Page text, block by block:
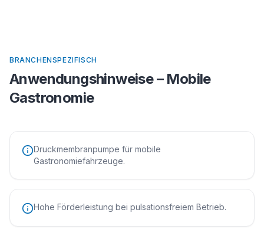
BRANCHENSPEZIFISCH
Anwendungshinweise – Mobile
Gastronomie
Druckmembranpumpe für mobile
Gastronomiefahrzeuge.
Hohe Förderleistung bei pulsationsfreiem Betrieb.